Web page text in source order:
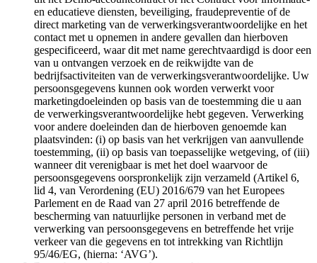
en educatieve diensten, beveiliging, fraudepreventie of de
direct marketing van de verwerkingsverantwoordelijke en het
contact met u opnemen in andere gevallen dan hierboven
gespecificeerd, waar dit met name gerechtvaardigd is door een
van u ontvangen verzoek en de reikwijdte van de
bedrijfsactiviteiten van de verwerkingsverantwoordelijke. Uw
persoonsgegevens kunnen ook worden verwerkt voor
marketingdoeleinden op basis van de toestemming die u aan
de verwerkingsverantwoordelijke hebt gegeven. Verwerking
voor andere doeleinden dan de hierboven genoemde kan
plaatsvinden: (i) op basis van het verkrijgen van aanvullende
toestemming, (ii) op basis van toepasselijke wetgeving, of (iii)
wanneer dit verenigbaar is met het doel waarvoor de
persoonsgegevens oorspronkelijk zijn verzameld (Artikel 6,
lid 4, van Verordening (EU) 2016/679 van het Europees
Parlement en de Raad van 27 april 2016 betreffende de
bescherming van natuurlijke personen in verband met de
verwerking van persoonsgegevens en betreffende het vrije
verkeer van die gegevens en tot intrekking van Richtlijn
95/46/EG, (hierna: ‘AVG’).